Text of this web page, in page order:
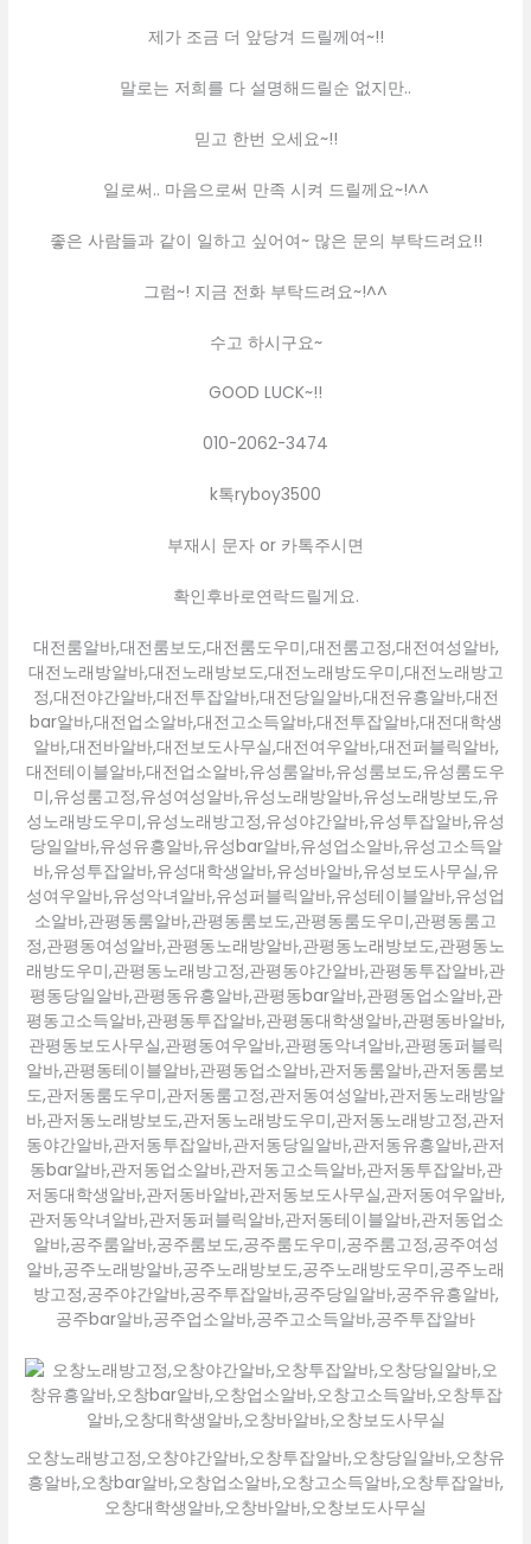
제가 조금 더 앞당겨 드릴께여~!!
말로는 저희를 다 설명해드릴순 없지만..
믿고 한번 오세요~!!
일로써.. 마음으로써 만족 시켜 드릴께요~!^^
좋은 사람들과 같이 일하고 싶어여~ 많은 문의 부탁드려요!!
그럼~! 지금 전화 부탁드려요~!^^
수고 하시구요~
GOOD LUCK~!!
010-2062-3474
k톡ryboy3500
부재시 문자 or 카톡주시면
확인후바로연락드릴게요.
대전룸알바,대전룸보도,대전룸도우미,대전룸고정,대전여성알바,
대전노래방알바,대전노래방보도,대전노래방도우미,대전노래방고
정,대전야간알바,대전투잡알바,대전당일알바,대전유흥알바,대전
bar알바,대전업소알바,대전고소득알바,대전투잡알바,대전대학생
알바,대전바알바,대전보도사무실,대전여우알바,대전퍼블릭알바,
대전테이블알바,대전업소알바,유성룸알바,유성룸보도,유성룸도우
미,유성룸고정,유성여성알바,유성노래방알바,유성노래방보도,유
성노래방도우미,유성노래방고정,유성야간알바,유성투잡알바,유성
당일알바,유성유흥알바,유성bar알바,유성업소알바,유성고소득알
바,유성투잡알바,유성대학생알바,유성바알바,유성보도사무실,유
성여우알바,유성악녀알바,유성퍼블릭알바,유성테이블알바,유성업
소알바,관평동룸알바,관평동룸보도,관평동룸도우미,관평동룸고
정,관평동여성알바,관평동노래방알바,관평동노래방보도,관평동노
래방도우미,관평동노래방고정,관평동야간알바,관평동투잡알바,관
평동당일알바,관평동유흥알바,관평동bar알바,관평동업소알바,관
평동고소득알바,관평동투잡알바,관평동대학생알바,관평동바알바,
관평동보도사무실,관평동여우알바,관평동악녀알바,관평동퍼블릭
알바,관평동테이블알바,관평동업소알바,관저동룸알바,관저동룸보
도,관저동룸도우미,관저동룸고정,관저동여성알바,관저동노래방알
바,관저동노래방보도,관저동노래방도우미,관저동노래방고정,관저
동야간알바,관저동투잡알바,관저동당일알바,관저동유흥알바,관저
동bar알바,관저동업소알바,관저동고소득알바,관저동투잡알바,관
저동대학생알바,관저동바알바,관저동보도사무실,관저동여우알바,
관저동악녀알바,관저동퍼블릭알바,관저동테이블알바,관저동업소
알바,공주룸알바,공주룸보도,공주룸도우미,공주룸고정,공주여성
알바,공주노래방알바,공주노래방보도,공주노래방도우미,공주노래
방고정,공주야간알바,공주투잡알바,공주당일알바,공주유흥알바,
공주bar알바,공주업소알바,공주고소득알바,공주투잡알바
오창노래방고정,오창야간알바,오창투잡알바,오창당일알바,오창유
흥알바,오창bar알바,오창업소알바,오창고소득알바,오창투잡알바,
오창대학생알바,오창바알바,오창보도사무실